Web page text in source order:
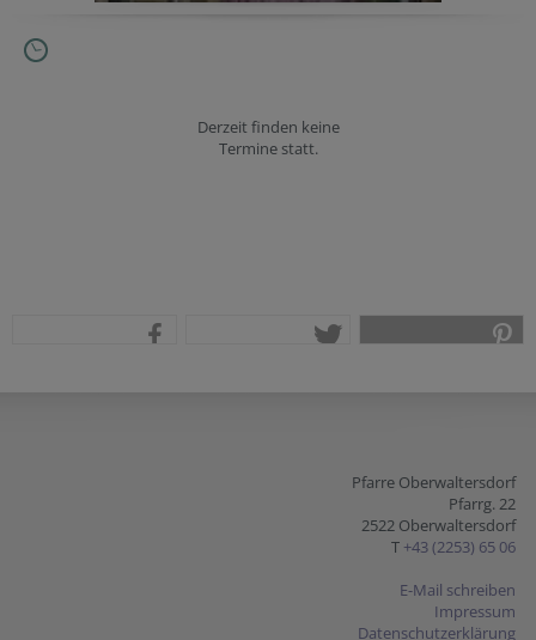
Derzeit finden keine
Termine statt.
Pfarre Oberwaltersdorf
Pfarrg. 22
2522 Oberwaltersdorf
T +43 (2253) 65 06
E-Mail schreiben
Impressum
Datenschutzerklärung